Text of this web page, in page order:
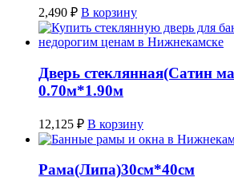
2,490 ₽ В корзину
Дверь стеклянная(Сатин
0.70м*1.90м
12,125 ₽ В корзину
Рама(Липа)30см*40см